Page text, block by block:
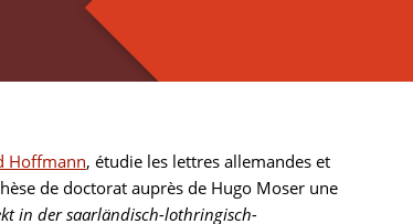
Hoffmann, étudie les lettres allemandes et
de doctorat auprès de Hugo Moser une
in der saarländisch-lothringisch-